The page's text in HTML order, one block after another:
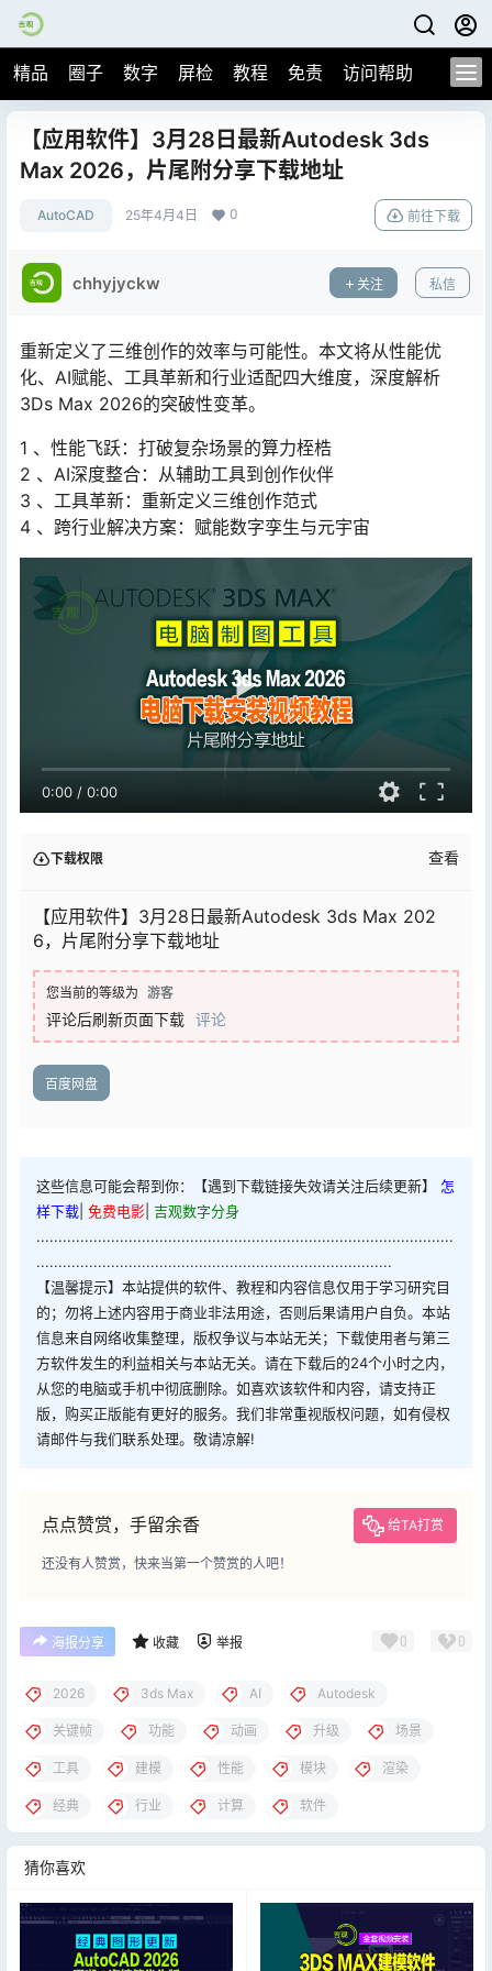
精品 圈子 数字 屏检 教程 免责 访问帮助
【应用软件】3月28日最新Autodesk 3ds
Max 2026，片尾附分享下载地址
AutoCAD 25年4月4日 0 前往下载
chhyjyckw 关注 私信
重新定义了三维创作的效率与可能性。本文将从性能优
化、AI赋能、工具革新和行业适配四大维度，深度解析
3Ds Max 2026的突破性变革。
1 、性能飞跃：打破复杂场景的算力桎梏
2 、AI深度整合：从辅助工具到创作伙伴
3 、工具革新：重新定义三维创作范式
4 、跨行业解决方案：赋能数字孪生与元宇宙
0:00 / 0:00
下载权限 查看
【应用软件】3月28日最新Autodesk 3ds Max 202
6，片尾附分享下载地址
您当前的等级为 游客
评论后刷新页面下载 评论
百度网盘
这些信息可能会帮到你：【遇到下载链接失效请关注后续更新】 怎
样下载 免费电影 吉观数字分身
...............................................................................................
.................................................................................
【温馨提示】本站提供的软件、教程和内容信息仅用于学习研究目
的；勿将上述内容用于商业非法用途，否则后果请用户自负。本站
信息来自网络收集整理，版权争议与本站无关；下载使用者与第三
方软件发生的利益相关与本站无关。请在下载后的24个小时之内，
从您的电脑或手机中彻底删除。如喜欢该软件和内容，请支持正
版，购买正版能有更好的服务。我们非常重视版权问题，如有侵权
请邮件与我们联系处理。敬请凉解!
点点赞赏，手留余香 给TA打赏
还没有人赞赏，快来当第一个赞赏的人吧！
海报分享 收藏 举报 0 0
2026 3ds Max AI Autodesk
关键帧 功能 动画 升级 场景
工具 建模 性能 模块 渲染
经典 行业 计算 软件
猜你喜欢